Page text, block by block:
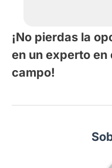
¡No pierdas la
en un experto
campo!